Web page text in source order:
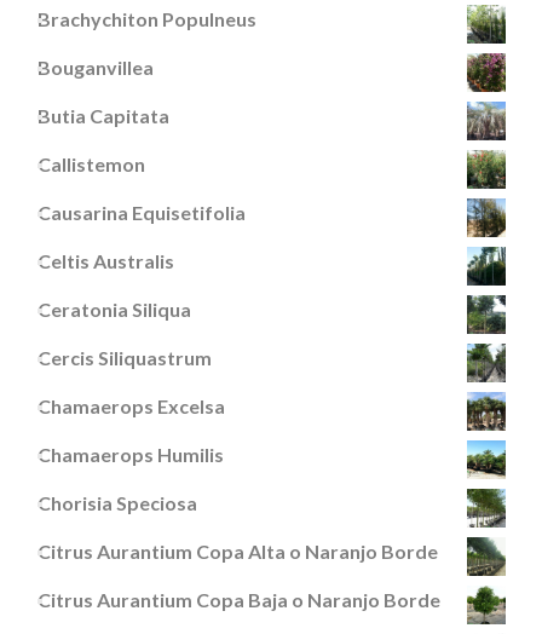
Brachychiton Populneus
Bouganvillea
Butia Capitata
Callistemon
Causarina Equisetifolia
Celtis Australis
Ceratonia Siliqua
Cercis Siliquastrum
Chamaerops Excelsa
Chamaerops Humilis
Chorisia Speciosa
Citrus Aurantium Copa Alta o Naranjo Borde
Citrus Aurantium Copa Baja o Naranjo Borde